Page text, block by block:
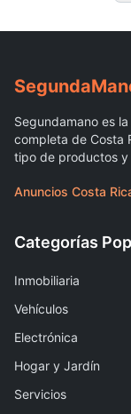
Segunda
Segundamano es
completa de Costa
tipo de productos y
Anuncios Costa
Categorías
Inmobiliaria
Vehículos
Electrónica
Hogar y Jardín
Servicios